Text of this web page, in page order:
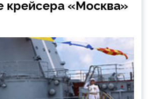
крейсера «Москва»